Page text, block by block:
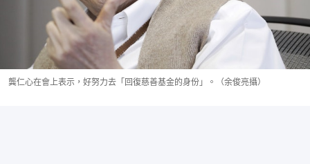
龔仁心在會上表示，好努力去「回復慈善基金的身份」。（余俊亮攝）